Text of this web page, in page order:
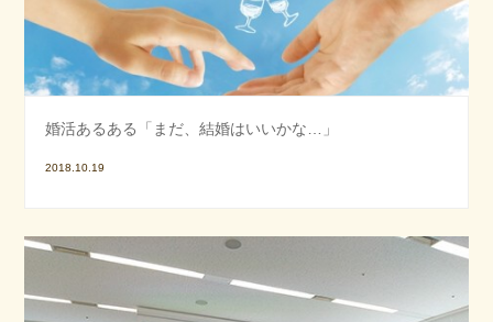
婚活あるある「まだ、結婚はいいかな…」
2018.10.19